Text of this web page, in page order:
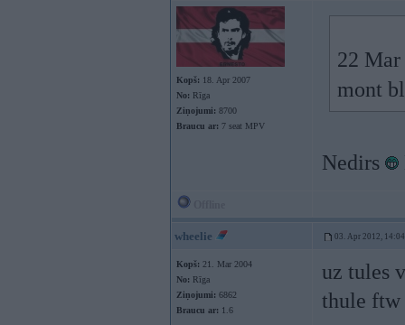
Kopš: 18. Apr 2007
No: Rīga
Ziņojumi: 8700
Braucu ar: 7 seat MPV
22
mont
Nedirs
wheelie 03. Apr 2012, 14:04
Kopš: 21. Mar 2004
No: Rīga
Ziņojumi: 6862
Braucu ar: 1.6
uz tules
thule